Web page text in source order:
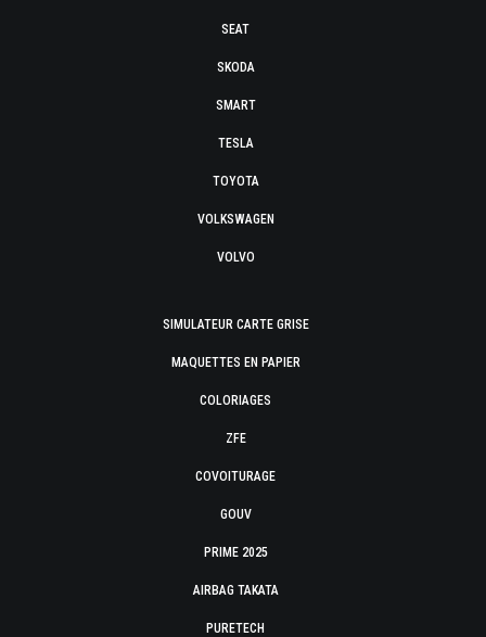
SEAT
SKODA
SMART
TESLA
TOYOTA
VOLKSWAGEN
VOLVO
SIMULATEUR CARTE GRISE
MAQUETTES EN PAPIER
COLORIAGES
ZFE
COVOITURAGE
GOUV
PRIME 2025
AIRBAG TAKATA
PURETECH